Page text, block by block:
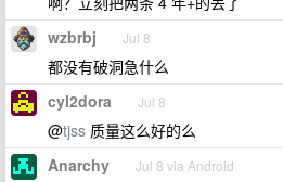
wzbrbj Jul 8
都没有破洞急什么
cyl2dora Jul 8
@tjss 质量这么好的么
Anarchy Jul 8 via Android